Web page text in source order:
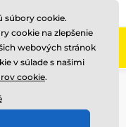
+421220255160
súbory cookie.
cookie na zlepšenie
webových stránok
v súlade s našimi
cookie.